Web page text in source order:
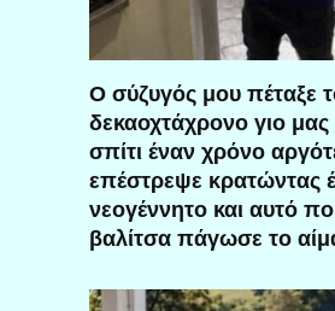
Ο σύζυγός μου πέταξε
δεκαοχτάχρονο γιο
σπίτι έναν χρόνο
επέστρεψε κρατώντας
νεογέννητο και αυτό
βαλίτσα πάγωσε το